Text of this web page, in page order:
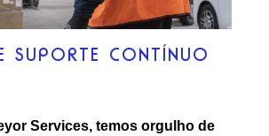
SUPORTE CONTÍNUO
Services, temos orgulho de